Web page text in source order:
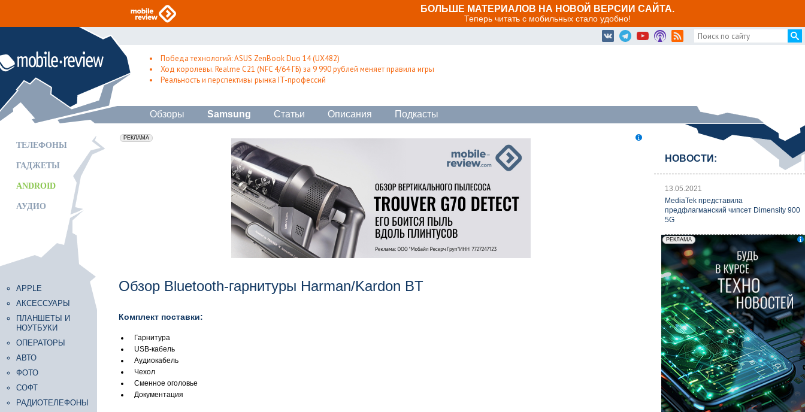
БОЛЬШЕ МАТЕРИАЛОВ НА НОВОЙ ВЕРСИИ САЙТА.
Теперь читать с мобильных стало удобно!
Победа технологий: ASUS ZenBook Duo 14 (UX482)
Ход королевы. Realme C21 (NFC 4/64 ГБ) за 9 990 рублей меняет правила игры
Реальность и перспективы рынка IT-профессий
Обзоры Samsung Статьи Описания Подкасты
ТЕЛЕФОНЫ
ГАДЖЕТЫ
ANDROID
АУДИО
APPLE
АКСЕССУАРЫ
ПЛАНШЕТЫ И
НОУТБУКИ
ОПЕРАТОРЫ
АВТО
ФОТО
СОФТ
РАДИОТЕЛЕФОНЫ
erid: 2VfnxxmNzs5
РЕКЛАМА
Обзор Bluetooth-гарнитуры Harman/Kardon BT
Комплект поставки:
Гарнитура
USB-кабель
Аудиокабель
Чехол
Сменное оголовье
Документация
НОВОСТИ:
13.05.2021
MediaTek представила
предфлагманский чипсет Dimensity 900
5G